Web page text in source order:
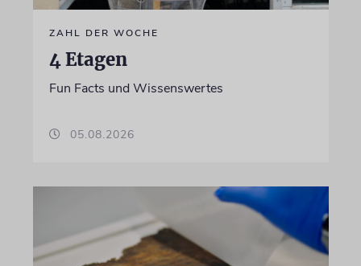
ZAHL DER WOCHE
4 Etagen
Fun Facts und Wissenswertes
05.08.2026